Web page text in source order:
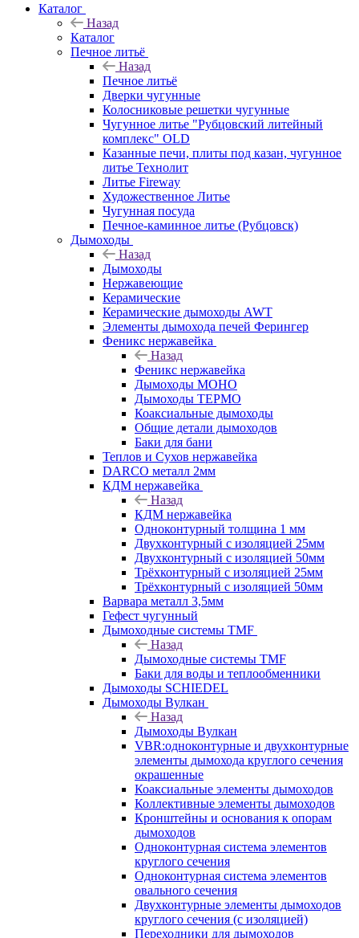
Каталог
Назад
Каталог
Печное литьё
Назад
Печное литьё
Дверки чугунные
Колосниковые решетки чугунные
Чугунное литье "Рубцовский литейный
комплекс" OLD
Казанные печи, плиты под казан, чугунное
литье Технолит
Литье Fireway
Художественное Литье
Чугунная посуда
Печное-каминное литье (Рубцовск)
Дымоходы
Назад
Дымоходы
Нержавеющие
Керамические
Керамические дымоходы AWT
Элементы дымохода печей Ферингер
Феникс нержавейка
Назад
Феникс нержавейка
Дымоходы МОНО
Дымоходы ТЕРМО
Коаксиальные дымоходы
Общие детали дымоходов
Баки для бани
Теплов и Сухов нержавейка
DARCO металл 2мм
КДМ нержавейка
Назад
КДМ нержавейка
Одноконтурный толщина 1 мм
Двухконтурный с изоляцией 25мм
Двухконтурный с изоляцией 50мм
Трёхконтурный с изоляцией 25мм
Трёхконтурный с изоляцией 50мм
Варвара металл 3,5мм
Гефест чугунный
Дымоходные системы TMF
Назад
Дымоходные системы TMF
Баки для воды и теплообменники
Дымоходы SCHIEDEL
Дымоходы Вулкан
Назад
Дымоходы Вулкан
VBR:одноконтурные и двухконтурные
элементы дымохода круглого сечения
окрашенные
Коаксиальные элементы дымоходов
Коллективные элементы дымоходов
Кронштейны и основания к опорам
дымоходов
Одноконтурная система элементов
круглого сечения
Одноконтурная система элементов
овального сечения
Двухконтурные элементы дымоходов
круглого сечения (с изоляцией)
Переходники для дымоходов